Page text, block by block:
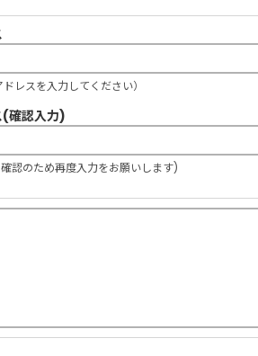
ドレスを入力してください）
(確認入力)
確認のため再度入力をお願いします)